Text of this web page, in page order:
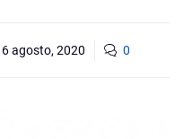
6 agosto, 2020 0